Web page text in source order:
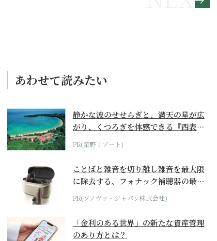
あわせて読みたい
静かな波のせせらぎと、満天の星が広
がり、くつろぎを体感できる『西表島
ホテル by...
PR(星野リゾート)
ことばと雑音を切り離し雑音を最大限
に除去する、フォナック補聴器の最上
位モデル
PR(ソノヴァ・ジャパン株式会社)
「金利のある世界」の新たな資産管理
のあり方とは？